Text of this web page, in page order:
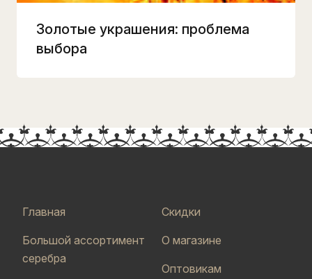
Золотые украшения: проблема
выбора
Главная
Большой ассортимент
серебра
Скидки
О магазине
Оптовикам